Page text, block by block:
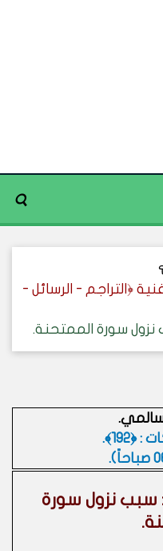
﴿التراجم - الرسائل -
سورة الممتحنة.
.
سبب نزول سورة